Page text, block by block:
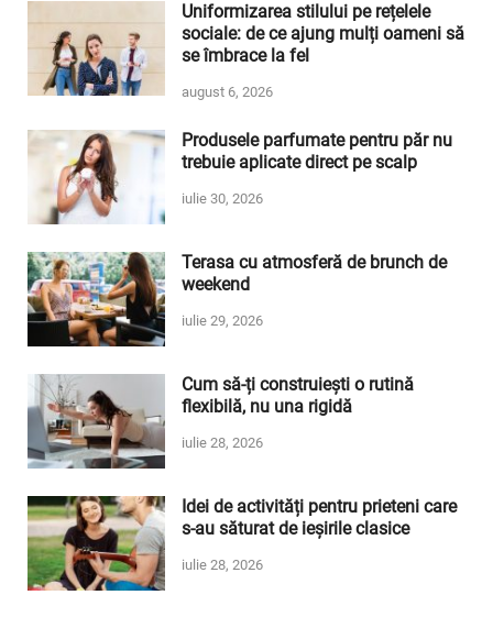
Uniformizarea stilului pe rețelele
sociale: de ce ajung mulți oameni să
se îmbrace la fel
august 6, 2026
Produsele parfumate pentru păr nu
trebuie aplicate direct pe scalp
iulie 30, 2026
Terasa cu atmosferă de brunch de
weekend
iulie 29, 2026
Cum să-ți construiești o rutină
flexibilă, nu una rigidă
iulie 28, 2026
Idei de activități pentru prieteni care
s-au săturat de ieșirile clasice
iulie 28, 2026